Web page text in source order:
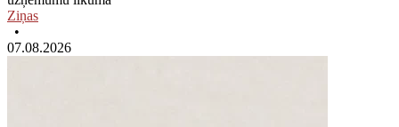
Ziņas
•
07.08.2026